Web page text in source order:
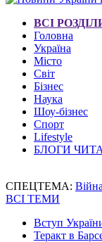
ВСІ
Головна
Україна
Місто
Світ
Бізнес
Наука
Шоу-бізнес
Спорт
Lifestyle
БЛОГИ
СПЕЦТЕМА:
ВСІ ТЕМИ
Вступ
Теракт в